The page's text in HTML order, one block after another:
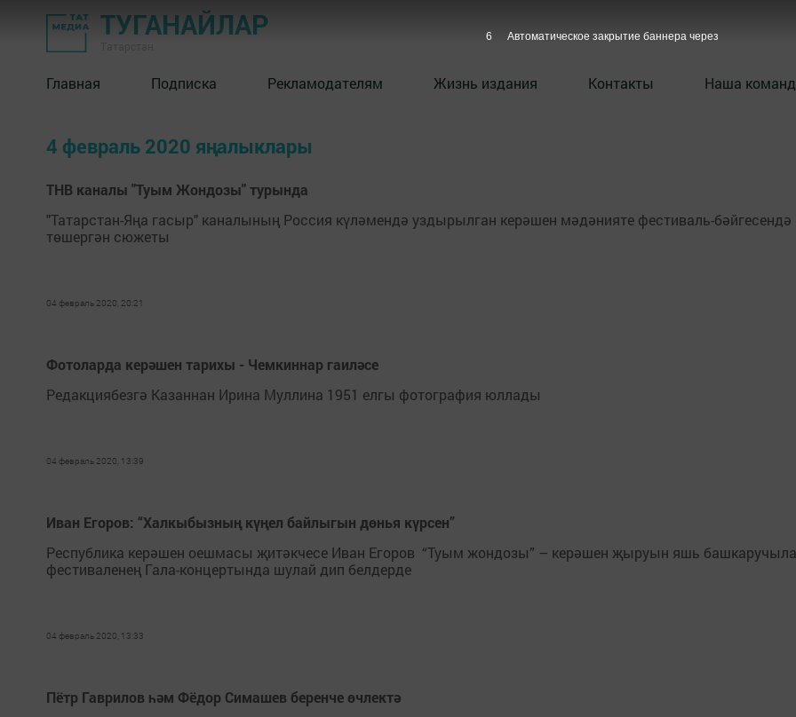
ТУГАНАЙЛАР
Главная Подписка Рекламодателям Жизнь издания Контакты Наша
4 февраль 2020 яңалыклары
ТНВ каналы "Туым Жондозы" турында
"Татарстан-Яңа гасыр" каналының Россия күләмендә уздырылган керәшен мәдәнияте фестиваль-бәйгесендә
төшергән сюжеты
04 февраль 2020, 20:21
Фотоларда керәшен тарихы - Чемкиннар гаиләсе
Редакциябезгә Казаннан Ирина Муллина 1951 елгы фотография юллады
04 февраль 2020, 13:39
Иван Егоров: “Халкыбызның күңел байлыгын дөнья күрсен”
Республика керәшен оешмасы җитәкчесе Иван Егоров “Туым жондозы” – керәшен җыруын яшь
фестиваленең Гала-концертында шулай дип белдерде
04 февраль 2020, 13:33
Пётр Гаврилов һәм Фёдор Симашев беренче өчлектә
6 Автоматическое закрытие баннера через